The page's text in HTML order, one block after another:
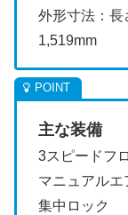
外形寸法：長
1,519mm
主な装備
3スピードフ
マニュアルエ
集中ロック